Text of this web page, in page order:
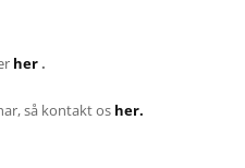
her.
så kontakt os her.